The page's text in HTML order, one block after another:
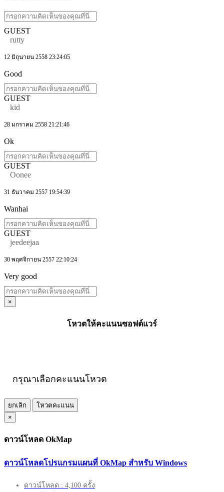
GUEST
rutty
12 มิถุนายน 2558 23:24:05
Good
GUEST
kid
28 มกราคม 2558 21:21:46
Ok
GUEST
Oonee
31 ธันวาคม 2557 19:54:39
Wanhai
GUEST
jeedeejaa
30 พฤศจิกายน 2557 22:10:24
Very good
×
โหวตให้คะแนนซอฟต์แวร์
กรุณาเลือกคะแนนโหวต
ยกเลิก
โหวตคะแนน
×
ดาวน์โหลด OkMap
ดาวน์โหลดโปรแกรมแผนที่ OkMap สำหรับ Windows
ดาวน์โหลด : 4,100 ครั้ง